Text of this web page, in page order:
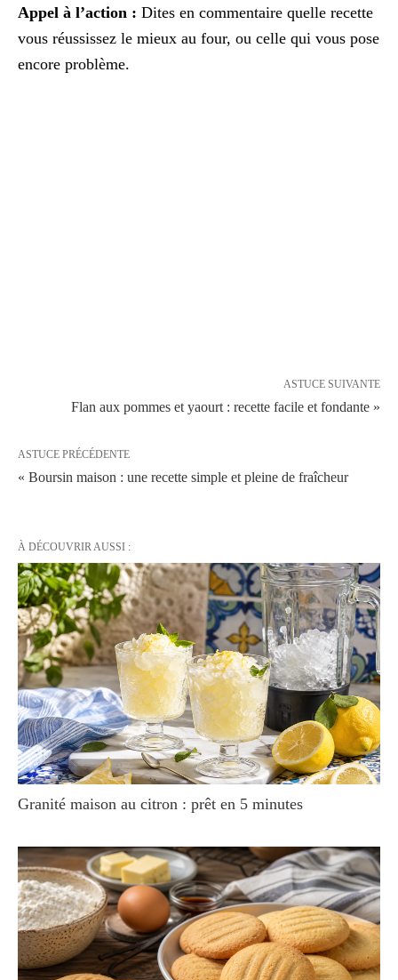
Appel à l’action : Dites en commentaire quelle recette
vous réussissez le mieux au four, ou celle qui vous pose
encore problème.
ASTUCE SUIVANTE
Flan aux pommes et yaourt : recette facile et fondante »
ASTUCE PRÉCÉDENTE
« Boursin maison : une recette simple et pleine de fraîcheur
À DÉCOUVRIR AUSSI :
Granité maison au citron : prêt en 5 minutes